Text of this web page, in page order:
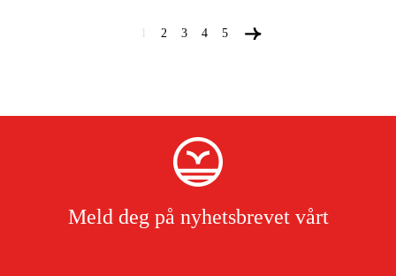
2 3 4 5
Meld deg på nyhetsbrevet vårt